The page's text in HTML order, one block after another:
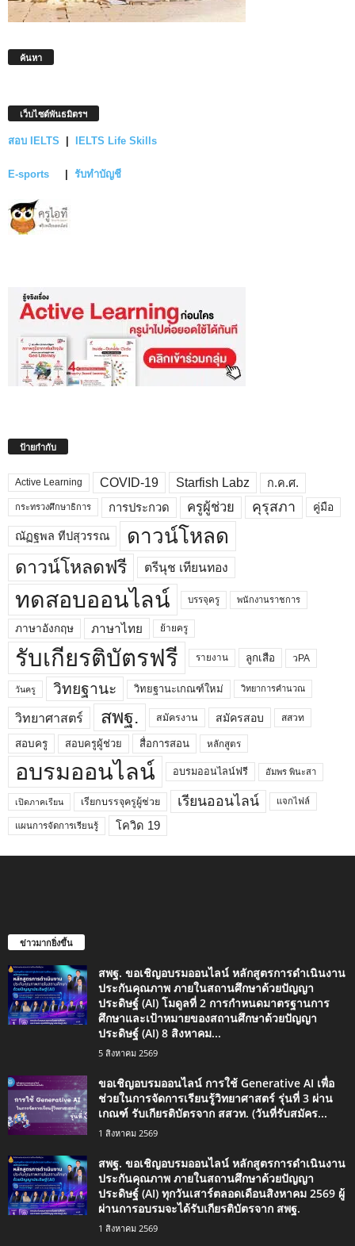
ค้นหา
เว็บไซต์พันธมิตรฯ
สอบ IELTS IELTS Life Skills
E-sports รับทำบัญชี
ป้ายกำกับ
Active Learning COVID-19 Starfish Labz ก.ค.ศ.
กระทรวงศึกษาธิการ การประกวด ครูผู้ช่วย คุรุสภา คู่มือ
ณัฏฐพล ทีปสุวรรณ ดาวน์โหลด
ดาวน์โหลดฟรี ตรีนุช เทียนทอง
ทดสอบออนไลน์ บรรจุครู พนักงานราชการ
ภาษาอังกฤษ ภาษาไทย ย้ายครู
รับเกียรติบัตรฟรี รายงาน ลูกเสือ วPA
วันครู วิทยฐานะ วิทยฐานะเกณฑ์ใหม่ วิทยาการคำนวณ
วิทยาศาสตร์ สพฐ. สมัครงาน สมัครสอบ สสวท
สอบครู สอบครูผู้ช่วย สื่อการสอน หลักสูตร
อบรมออนไลน์ อบรมออนไลน์ฟรี อัมพร พินะสา
เปิดภาคเรียน เรียกบรรจุครูผู้ช่วย เรียนออนไลน์ แจกไฟล์
แผนการจัดการเรียนรู้ โควิด 19
ข่าวมากยิ่งขึ้น
สพฐ. ขอเชิญอบรมออนไลน์ หลักสูตรการดำเนินงาน
ประกันคุณภาพ ภายในสถานศึกษาด้วยปัญญา
ประดิษฐ์ (AI) โมดูลที่ 2 การกำหนดมาตรฐานการ
ศึกษาและเป้าหมายของสถานศึกษาด้วยปัญญา
ประดิษฐ์ (AI) 8 สิงหาคม...
5 สิงหาคม 2569
ขอเชิญอบรมออนไลน์ การใช้ Generative AI เพื่อ
ช่วยในการจัดการเรียนรู้วิทยาศาสตร์ รุ่นที่ 3 ผ่าน
เกณฑ์ รับเกียรติบัตรจาก สสวท. (วันที่รับสมัคร...
1 สิงหาคม 2569
สพฐ. ขอเชิญอบรมออนไลน์ หลักสูตรการดำเนินงาน
ประกันคุณภาพ ภายในสถานศึกษาด้วยปัญญา
ประดิษฐ์ (AI) ทุกวันเสาร์ตลอดเดือนสิงหาคม 2569 ผู้
ผ่านการอบรมจะได้รับเกียรติบัตรจาก สพฐ.
1 สิงหาคม 2569